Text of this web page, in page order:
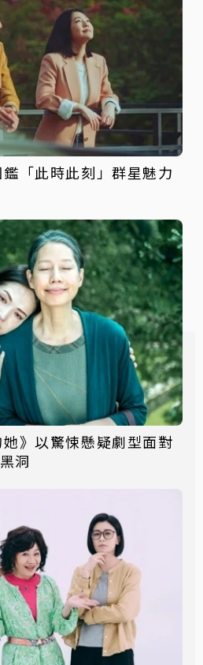
「此時此刻」群星魅力
》以驚悚懸疑劇型面對
洞